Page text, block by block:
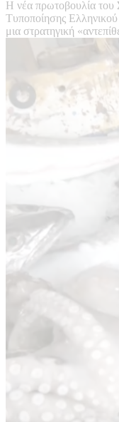
Η νέα πρωτοβουλία
Τυποποίησης
μια στρατηγική